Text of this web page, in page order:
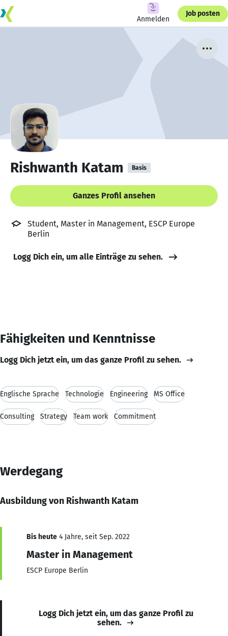
Anmelden
Job posten
Rishwanth Katam Basis
Ganzes Profil ansehen
Student, Master in Management, ESCP Europe
Berlin
Logg Dich ein, um alle Einträge zu sehen.
Fähigkeiten und Kenntnisse
Logg Dich jetzt ein, um das ganze Profil zu sehen.
Englische Sprache Technologie Engineering MS Office
Consulting Strategy Team work Commitment
Werdegang
Ausbildung von Rishwanth Katam
Bis heute 4 Jahre, seit Sep. 2022
Master in Management
ESCP Europe Berlin
Logg Dich jetzt ein, um das ganze Profil zu
sehen.